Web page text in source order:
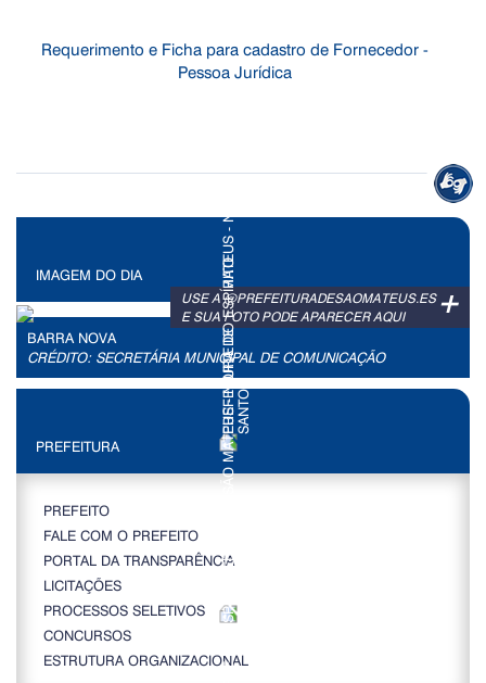
Requerimento e Ficha para cadastro de Fornecedor -
Pessoa Jurídica
IMAGEM DO DIA
+
USE A @PREFEITURADESAOMATEUS.ES
E SUA FOTO PODE APARECER AQUI
BARRA NOVA
CRÉDITO: SECRETÁRIA MUNICIPAL DE COMUNICAÇÃO
PREFEITURA
PREFEITO
FALE COM O PREFEITO
PORTAL DA TRANSPARÊNCIA
LICITAÇÕES
PROCESSOS SELETIVOS
CONCURSOS
ESTRUTURA ORGANIZACIONAL